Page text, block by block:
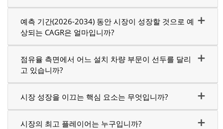
예측 기간(2026-2034) 동안 시장이 성장할 것으로 예
상되는 CAGR은 얼마입니까?
점유율 측면에서 어느 설치 차량 부문이 선두를 달리
고 있습니까?
시장 성장을 이끄는 핵심 요소는 무엇입니까?
시장의 최고 플레이어는 누구입니까?